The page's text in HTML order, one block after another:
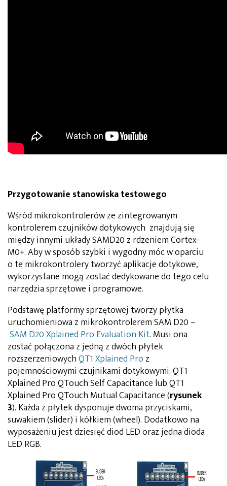
Przygotowanie stanowiska testowego
Wśród mikrokontrolerów ze zintegrowanym
kontrolerem czujników dotykowych znajdują się
między innymi układy SAMD20 z rdzeniem Cortex-
M0+. Aby w sposób szybki i wygodny móc w oparciu
o te mikrokontrolery tworzyć aplikacje dotykowe,
wykorzystane mogą zostać dedykowane do tego celu
narzędzia sprzętowe i programowe.
Podstawę platformy sprzętowej tworzy płytka
uruchomieniowa z mikrokontrolerem SAM D20 –
SAM D20 Xplained Pro Evaluation Kit. Musi ona
zostać połączona z jedną z dwóch płytek
rozszerzeniowychQT1 Xplained Pro z
pojemnościowymi czujnikami dotykowymi: QT1
Xplained Pro QTouch Self Capacitance lub QT1
Xplained Pro QTouch Mutual Capacitance (rysunek
3). Każda z płytek dysponuje dwoma przyciskami,
suwakiem (slider) i kółkiem (wheel). Dodatkowo na
wyposażeniu jest dziesięć diod LED oraz jedna dioda
LED RGB.